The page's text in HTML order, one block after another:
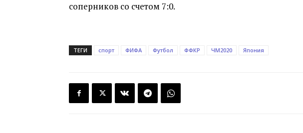
соперников со счетом 7:0.
ТЕГИ спорт ФИФА Футбол ФФКР ЧМ2020 Япония